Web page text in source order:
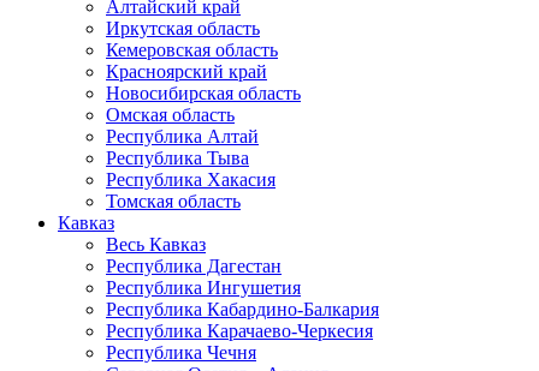
Алтайский край
Иркутская область
Кемеровская область
Красноярский край
Новосибирская область
Омская область
Республика Алтай
Республика Тыва
Республика Хакасия
Томская область
Кавказ
Весь Кавказ
Республика Дагестан
Республика Ингушетия
Республика Кабардино-Балкария
Республика Карачаево-Черкесия
Республика Чечня